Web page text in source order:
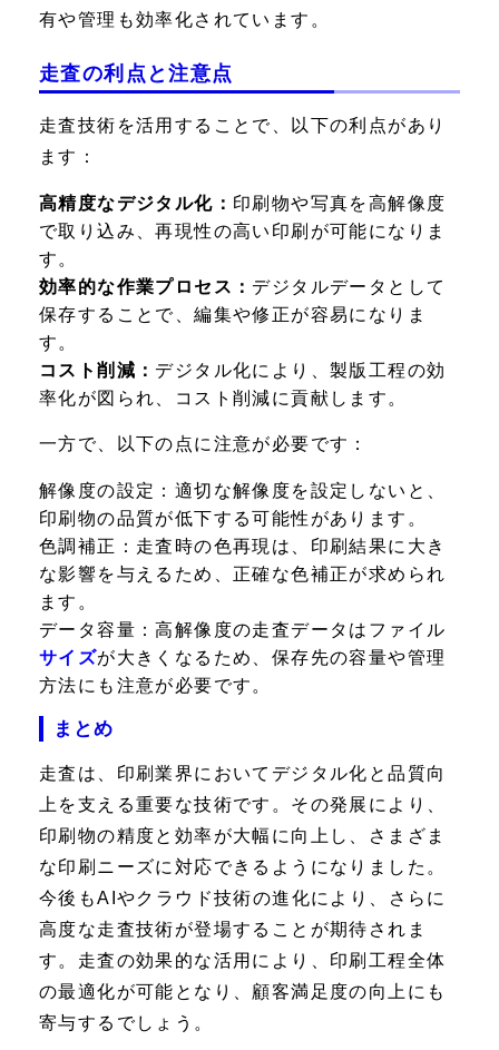
有や管理も効率化されています。
走査の利点と注意点
走査技術を活用することで、以下の利点があり
ます：
高精度なデジタル化： 印刷物や写真を高解像度
で取り込み、再現性の高い印刷が可能になりま
す。
効率的な作業プロセス： デジタルデータとして
保存することで、編集や修正が容易になりま
す。
コスト削減： デジタル化により、製版工程の効
率化が図られ、コスト削減に貢献します。
一方で、以下の点に注意が必要です：
解像度の設定： 適切な解像度を設定しないと、
印刷物の品質が低下する可能性があります。
色調補正： 走査時の色再現は、印刷結果に大き
な影響を与えるため、正確な色補正が求められ
ます。
データ容量：高解像度の走査データはファイル
サイズが大きくなるため、保存先の容量や管理
方法にも注意が必要です。
まとめ
走査は、印刷業界においてデジタル化と品質向
上を支える重要な技術です。その発展により、
印刷物の精度と効率が大幅に向上し、さまざま
な印刷ニーズに対応できるようになりました。
今後もAIやクラウド技術の進化により、さらに
高度な走査技術が登場することが期待されま
す。走査の効果的な活用により、印刷工程全体
の最適化が可能となり、顧客満足度の向上にも
寄与するでしょう。